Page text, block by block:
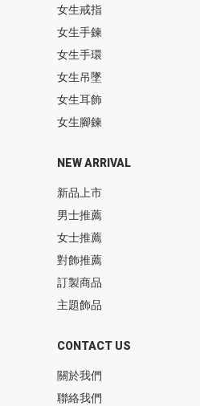
女生戒指
女生手鍊
女生手環
女生吊墜
女生耳飾
女生腳鍊
NEW ARRIVAL
新品上市
男士推薦
女士推薦
對飾推薦
訂製商品
主題飾品
CONTACT US
關於我們
聯絡我們